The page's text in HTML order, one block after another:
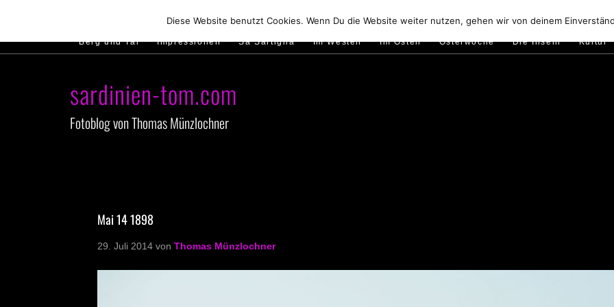
Traumstrände Feste feiern Golfo di Orosei Im Norden Im Süden Gallura Murales
Berg und Tal Impressionen Sa Sartiglia Im Westen Im Osten Osterwoche Die Inseln Kultur
sardinien-tom.com
Fotoblog von Thomas Münzlochner
Mai 14 1898
29. Juli 2014 von Thomas Münzlochner
Diese Website benutzt Cookies. Wenn Du die Website weiter nutzen, gehen wir von deinem